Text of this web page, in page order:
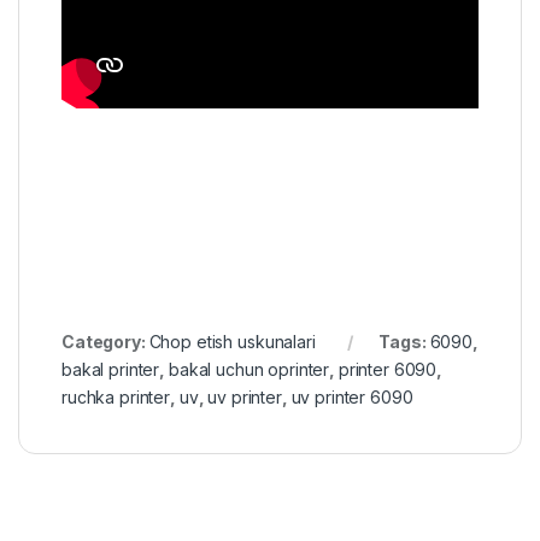
Category: Chop etish uskunalari Tags: 6090
bakal printer bakal uchun oprinter printer 6090
ruchka printer uv,uv printer, uv printer 6090